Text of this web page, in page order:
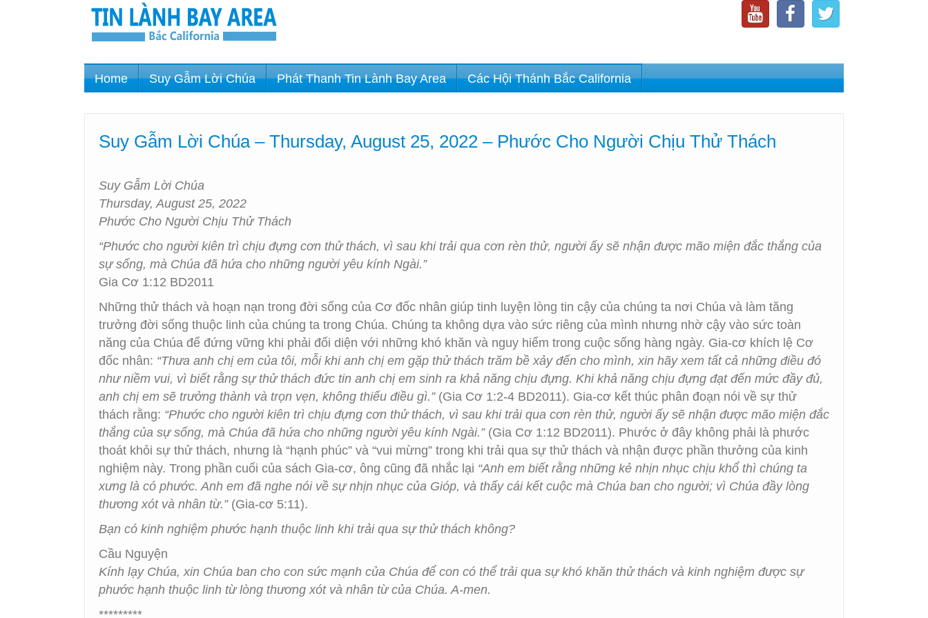
Home Suy Gẫm Lời Chúa Phát Thanh Tin Lành Bay Area Các Hội Thánh Bắc California
Suy Gẫm Lời Chúa – Thursday, August 25, 2022 – Phước Cho Người Chịu Thử Thách
Suy Gẫm Lời Chúa
Thursday, August 25, 2022
Phước Cho Người Chịu Thử Thách
“Phước cho người kiên trì chịu đựng cơn thử thách, vì sau khi trải qua cơn rèn thử, người ấy sẽ nhận được mão miện đắc thắng của
sự sống, mà Chúa đã hứa cho những người yêu kính Ngài.”
Gia Cơ 1:12 BD2011
Những thử thách và hoạn nạn trong đời sống của Cơ đốc nhân giúp tinh luyện lòng tin cậy của chúng ta nơi Chúa và làm tăng
trưởng đời sống thuộc linh của chúng ta trong Chúa. Chúng ta không dựa vào sức riêng của mình nhưng nhờ cậy vào sức toàn
năng của Chúa để đứng vững khi phải đối diện với những khó khăn và nguy hiểm trong cuộc sống hàng ngày. Gia-cơ khích lệ Cơ
đốc nhân: “Thưa anh chị em của tôi, mỗi khi anh chị em gặp thử thách trăm bề xảy đến cho mình, xin hãy xem tất cả những điều đó
như niềm vui, vì biết rằng sự thử thách đức tin anh chị em sinh ra khả năng chịu đựng. Khi khả năng chịu đựng đạt đến mức đầy đủ,
anh chị em sẽ trưởng thành và trọn vẹn, không thiếu điều gì.”(Gia Cơ 1:2-4 BD2011). Gia-cơ kết thúc phân đoạn nói về sự thử
thách rằng: “Phước cho người kiên trì chịu đựng cơn thử thách, vì sau khi trải qua cơn rèn thử, người ấy sẽ nhận được mão miện đắc
thắng của sự sống, mà Chúa đã hứa cho những người yêu kính Ngài.”(Gia Cơ 1:12 BD2011). Phước ở đây không phải là phước
thoát khỏi sự thử thách, nhưng là “hạnh phúc” và “vui mừng” trong khi trải qua sự thử thách và nhận được phần thưởng của kinh
nghiệm này. Trong phần cuối của sách Gia-cơ, ông cũng đã nhắc lại “Anh em biết rằng những kẻ nhịn nhục chịu khổ thì chúng ta
xưng là có phước. Anh em đã nghe nói về sự nhịn nhục của Gióp, và thấy cái kết cuộc mà Chúa ban cho người; vì Chúa đầy lòng
thương xót và nhân từ.”(Gia-cơ 5:11).
Bạn có kinh nghiệm phước hạnh thuộc linh khi trải qua sự thử thách không?
Cầu Nguyện
Kính lạy Chúa, xin Chúa ban cho con sức mạnh của Chúa để con có thể trải qua sự khó khăn thử thách và kinh nghiệm được sự
phước hạnh thuộc linh từ lòng thương xót và nhân từ của Chúa. A-men.
*********